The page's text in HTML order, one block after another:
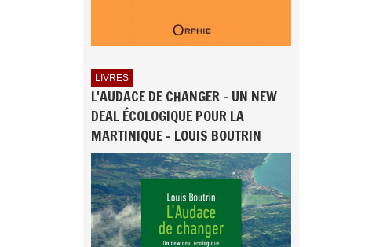
LIVRES
L'AUDACE DE CHANGER - UN NEW
DEAL ÉCOLOGIQUE POUR LA
MARTINIQUE - LOUIS BOUTRIN